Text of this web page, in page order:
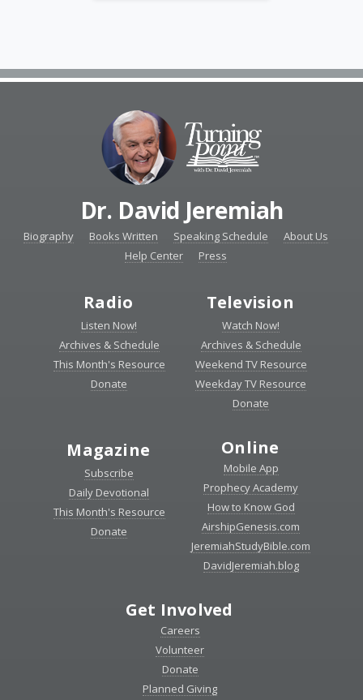
Dr. David Jeremiah
Biography Books Written Speaking Schedule
About Us
Help Center
Press
Radio
Listen Now!
Archives & Schedule
This Month's Resource
Donate
Television
Watch Now!
Archives & Schedule
Weekend TV Resource
Weekday TV Resource
Donate
Magazine
Subscribe
Daily Devotional
This Month's Resource
Donate
Online
Mobile App
Prophecy Academy
How to Know God
AirshipGenesis.com
JeremiahStudyBible.com
DavidJeremiah.blog
Get Involved
Careers
Volunteer
Donate
Planned Giving